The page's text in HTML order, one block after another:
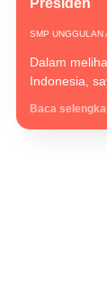
Presiden
SMP UNGGULAN
Dalam
Indonesia,
Baca